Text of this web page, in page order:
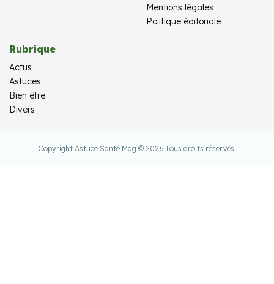
Mentions légales
Politique éditoriale
Rubrique
Actus
Astuces
Bien être
Divers
Copyright Astuce Santé Mag © 2026.Tous droits réservés.